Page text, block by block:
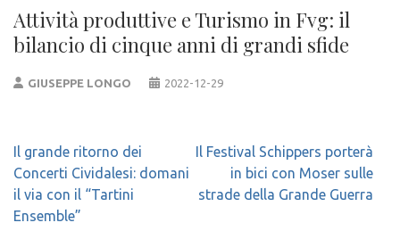
Attività produttive e Turismo in Fvg: il
bilancio di cinque anni di grandi sfide
GIUSEPPE LONGO 2022-12-29
Navigazione
articoli
Il grande ritorno dei
Concerti Cividalesi: domani
il via con il “Tartini
Ensemble”
Il Festival Schippers porterà
in bici con Moser sulle
strade della Grande Guerra